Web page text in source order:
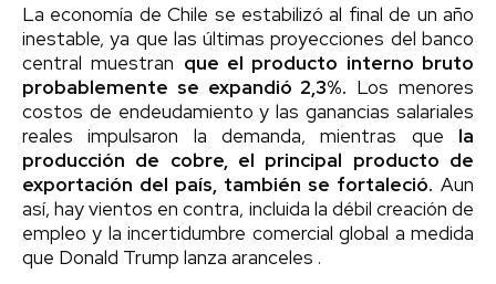
La economía de Chile se estabilizó al final de un año
inestable, ya que las últimas proyecciones del banco
central muestran que el producto interno bruto
probablemente se expandió 2,3%. Los menores
costos de endeudamiento y las ganancias salariales
reales impulsaron la demanda, mientras que la
producción de cobre, el principal producto de
exportación del país, también se fortaleció. Aun
así, hay vientos en contra, incluida la débil creación de
empleo y la incertidumbre comercial global a medida
que Donald Trump lanza aranceles .